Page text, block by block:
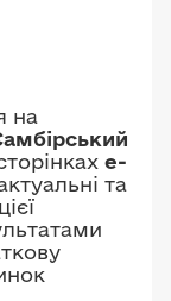
на
e-
та